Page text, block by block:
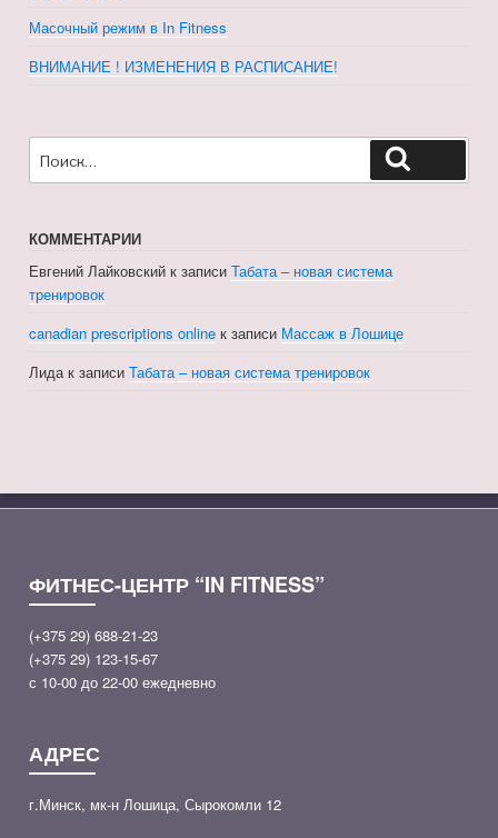
Масочный режим в In Fitness
ВНИМАНИЕ ! ИЗМЕНЕНИЯ В РАСПИСАНИЕ!
КОММЕНТАРИИ
Евгений Лайковский к записиТабата – новая система
тренировок
canadian prescriptions online к записи Массаж в Лошице
Лидак записиТабата – новая система тренировок
ФИТНЕС-ЦЕНТР “IN FITNESS”
(+375 29) 688-21-23
(+375 29) 123-15-67
с 10-00 до 22-00 ежедневно
АДРЕС
г.Минск, мк-н Лошица, Сырокомли 12